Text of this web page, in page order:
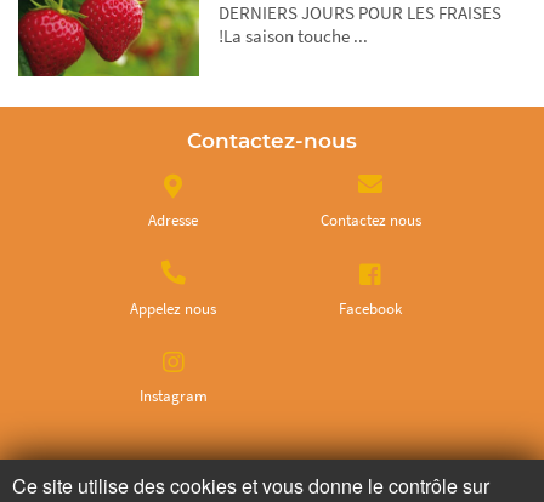
DERNIERS JOURS POUR LES FRAISES
!La saison touche ...
Contactez-nous
Adresse Contactez nous
Appelez nous Facebook
Instagram
Ce site utilise des cookies et vous donne le contrôle sur